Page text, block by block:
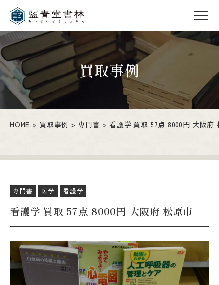
買取事例
HOME 買取事例 専門書 看護学 買取 57点 8000円 大阪府
専門書 医学 看護学
看護学 買取 57点 8000円 大阪府 松原市